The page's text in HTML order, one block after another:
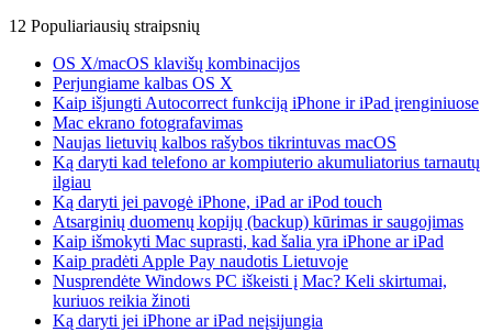
12 Populiariausių straipsnių
OS X/macOS klavišų kombinacijos
Perjungiame kalbas OS X
Kaip išjungti Autocorrect funkciją iPhone ir iPad įrenginiuose
Mac ekrano fotografavimas
Naujas lietuvių kalbos rašybos tikrintuvas macOS
Ką daryti kad telefono ar kompiuterio akumuliatorius tarnautų
ilgiau
Ką daryti jei pavogė iPhone, iPad ar iPod touch
Atsarginių duomenų kopijų (backup) kūrimas ir saugojimas
Kaip išmokyti Mac suprasti, kad šalia yra iPhone ar iPad
Kaip pradėti Apple Pay naudotis Lietuvoje
Nusprendėte Windows PC iškeisti į Mac? Keli skirtumai,
kuriuos reikia žinoti
Ką daryti jei iPhone ar iPad neįsijungia